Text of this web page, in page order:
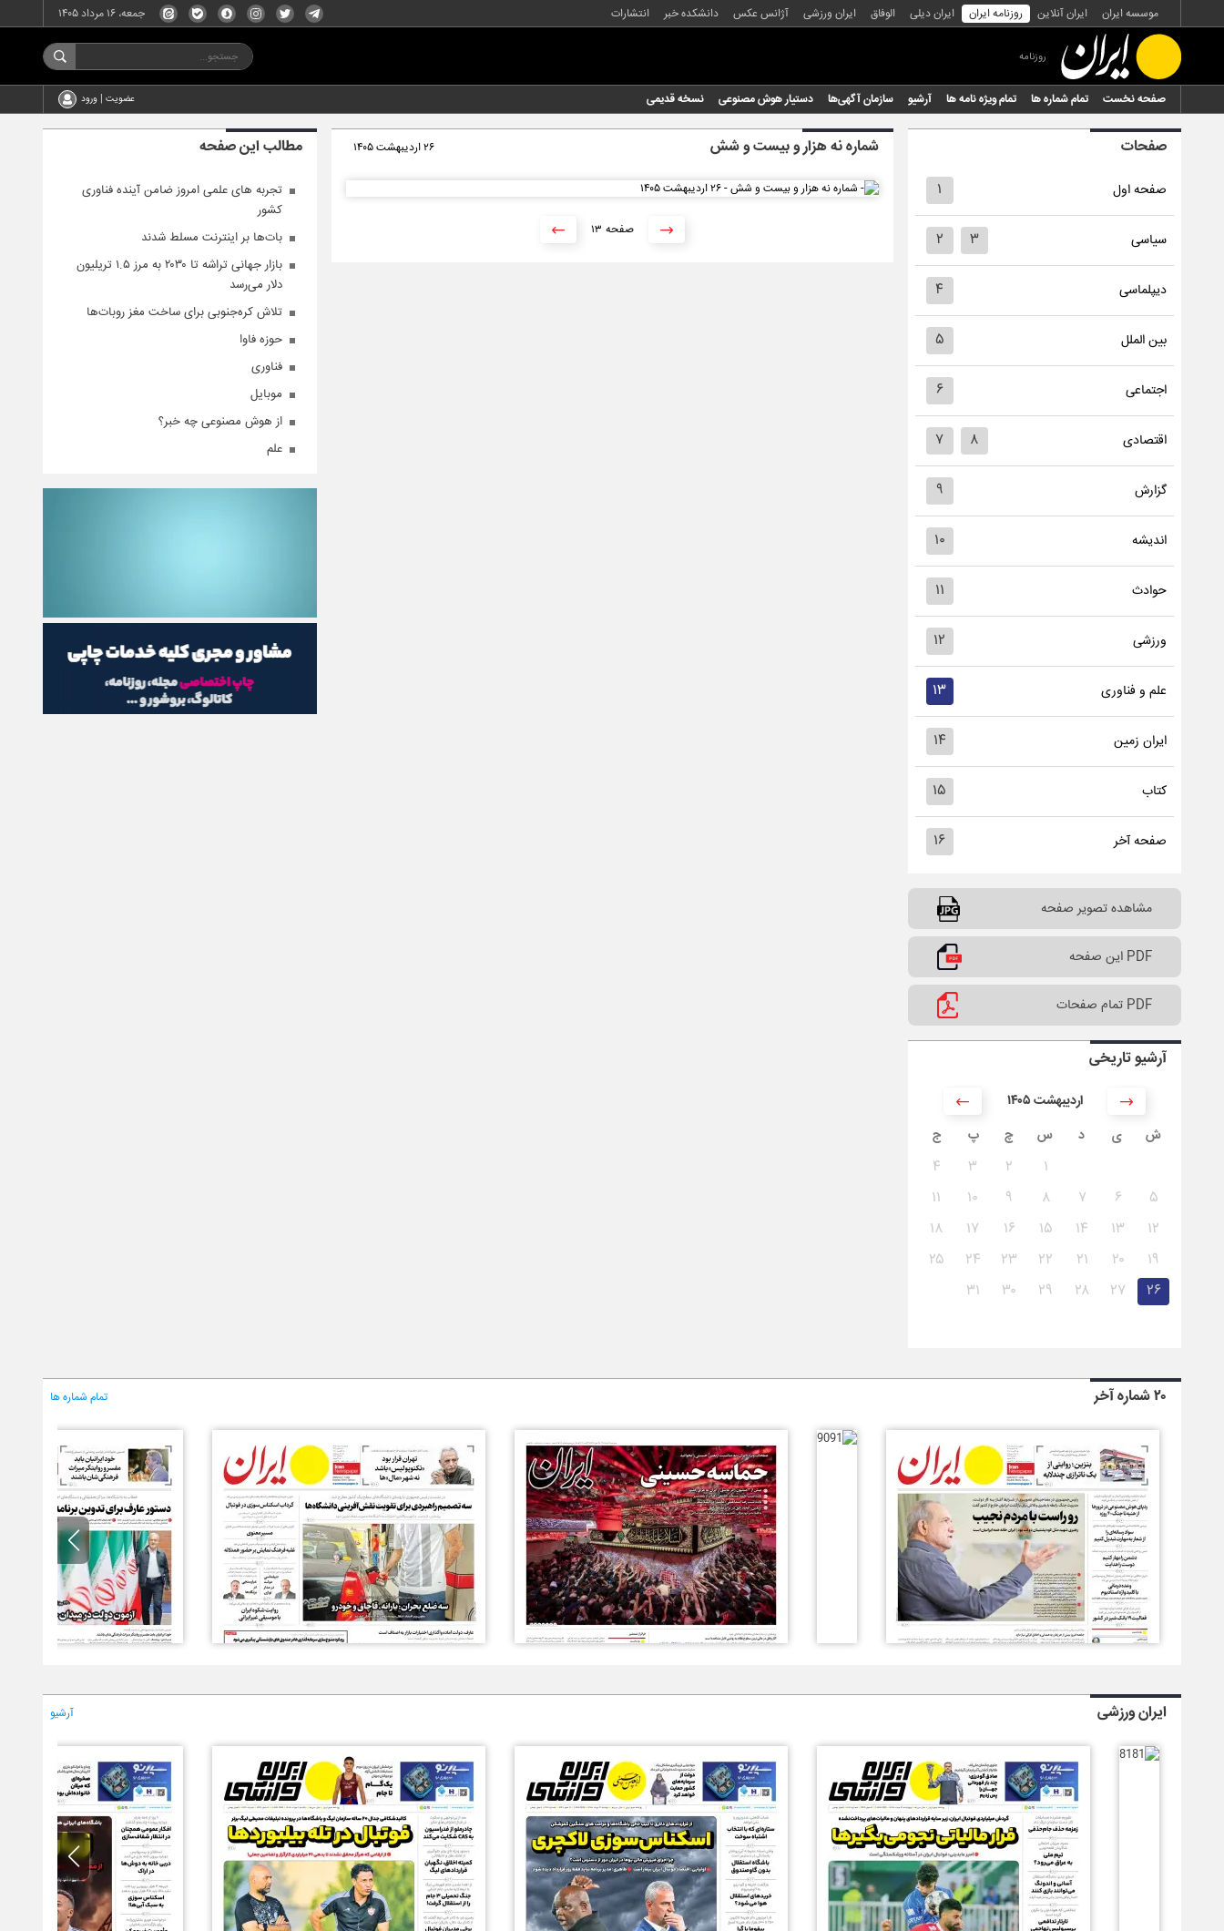
موسسه ایران ایران آنلاین روزنامه ایران ایران دیلی الوفاق ایران ورزشی آژانس عکس دانشکده خبر انتشارات جمعه، ۱۶ مرداد ۱۴۰۵
روزنامه
صفحه نخست تمام شماره ها تمام ویژه نامه ها آرشیو سازمان آگهی‌ها دستیار هوش مصنوعی نسخه قدیمی عضویت | ورود
صفحات
صفحه اول ۱
سیاسی ۲ ۳
دیپلماسی ۴
بین الملل ۵
اجتماعی ۶
اقتصادی ۷ ۸
گزارش ۹
اندیشه ۱۰
حوادث ۱۱
ورزشی ۱۲
علم و فناوری ۱۳
ایران زمین ۱۴
کتاب ۱۵
صفحه آخر ۱۶
مشاهده تصویر صفحه
PDF این صفحه
PDF تمام صفحات
آرشیو تاریخی
۱۴۰۵ اردیبهشت
ش
ی د س چ پ ج
۱ ۲ ۳
۴
۵
۶ ۷ ۸ ۹ ۱۰
۱۱
۱۲
۱۳ ۱۴ ۱۵ ۱۶ ۱۷
۱۸
۱۹
۲۰ ۲۱ ۲۲ ۲۳ ۲۴
۲۵
۲۶
۲۷ ۲۸ ۲۹ ۳۰ ۳۱
شماره نه هزار و بیست و شش ۲۶ اردیبهشت ۱۴۰۵
۱۳
مطالب این صفحه
تجربه های علمی امروز ضامن آینده فناوری
کشور
بات‌ها بر اینترنت مسلط شدند
بازار جهانی تراشه تا ۲۰۳۰ به مرز ۱.۵ تریلیون
دلار می‌رسد
تلاش کره‌جنوبی برای ساخت مغز روبات‌ها
حوزه فاوا
فناوری
موبایل
از هوش مصنوعی چه خبر؟
علم
۲۰ شماره آخر تمام شماره ها
ایران ورزشی آرشیو